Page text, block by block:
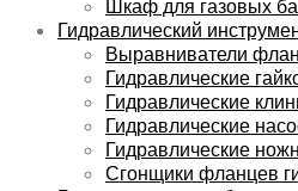
Шкаф для газовых
Гидравлический
Выравниватели
Гидравлические
Гидравлические
Гидравлические
Гидравлические
Сгонщики фланцев